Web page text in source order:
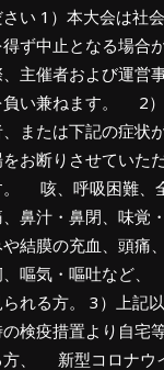
さい 1）本大会は社
ず中止となる場合
主催者および運営
負い兼ねます。 2
または下記の症状
をお断りさせていた
。 咳、呼吸困難、
鼻汁・鼻閉、味覚
結膜の充血、頭痛
、嘔気・嘔吐など
れる方。 3）上記
検疫措置より自宅
方、 新型コロナウ